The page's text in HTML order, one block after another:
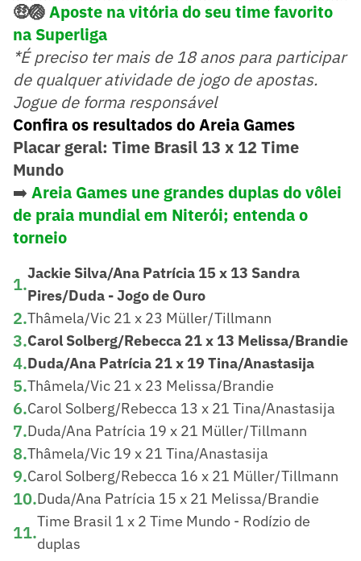
🤑🏐Aposte na vitória do seu time favorito
na Superliga
*É preciso ter mais de 18 anos para participar
de qualquer atividade de jogo de apostas.
Jogue de forma responsável
Confira os resultados do Areia Games
Placar geral: Time Brasil 13 x 12 Time
Mundo
➡️ Areia Games une grandes duplas do vôlei
de praia mundial em Niterói; entenda o
torneio
1.
Jackie Silva/Ana Patrícia 15 x 13 Sandra
Pires/Duda - Jogo de Ouro
2.Thâmela/Vic 21 x 23 Müller/Tillmann
3.Carol Solberg/Rebecca 21 x 13 Melissa/Brandie
4.Duda/Ana Patrícia 21 x 19 Tina/Anastasija
5.Thâmela/Vic 21 x 23 Melissa/Brandie
6.Carol Solberg/Rebecca 13 x 21 Tina/Anastasija
7.Duda/Ana Patrícia 19 x 21 Müller/Tillmann
8.Thâmela/Vic 19 x 21 Tina/Anastasija
9.Carol Solberg/Rebecca 16 x 21 Müller/Tillmann
10.Duda/Ana Patrícia 15 x 21 Melissa/Brandie
11.
Time Brasil 1 x 2 Time Mundo - Rodízio de
duplas